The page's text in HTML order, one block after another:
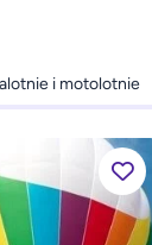
i motolotnie